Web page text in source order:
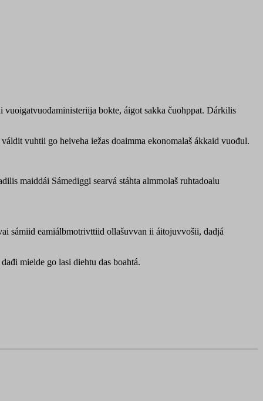
vuoigatvuođaministeriija bokte, áigot sakka čuohppat. Dárkilis
vuhtii go heiveha iežas doaimma ekonomalaš ákkaid vuođul.
maiddái Sámediggi searvá stáhta almmolaš ruhtadoalu
sámiid eamiálbmotrivttiid ollašuvvan ii áitojuvvošii, dadjá
mielde go lasi diehtu das boahtá.